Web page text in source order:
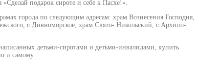
подарок сироте и себе к Пасхе!».
города по следующим адресам: храм Вознесения Господня,
с.Дивноморское; храм Свято- Никольский, с.Архипо-
детьми-сиротами и детьми-инвалидами, купить
и самому.